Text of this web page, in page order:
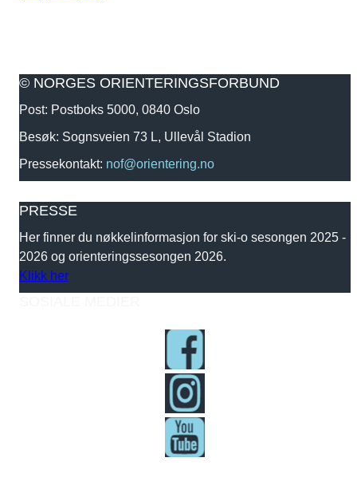
© NORGES ORIENTERINGSFORBUND
Post: Postboks 5000, 0840 Oslo
Besøk: Sognsveien 73 L, Ullevål Stadion
Pressekontakt: nof@orientering.no
PRESSE
Her finner du nøkkelinformasjon for ski-o sesongen 2025 -
2026 og orienteringssesongen 2026.
Klikk her